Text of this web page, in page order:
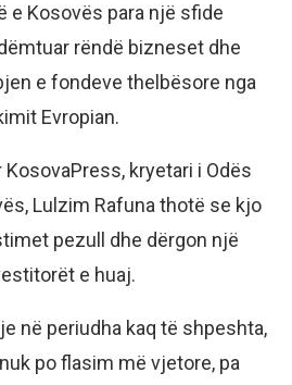
e Kosovës para një sfide
rëndë bizneset dhe
e fondeve thelbësore nga
Evropian.
kryetari i Odës
Lulzim Rafuna thotë se kjo
pezull dhe dërgon një
e huaj.
në periudha kaq të shpeshta,
po flasim më vjetore, pa